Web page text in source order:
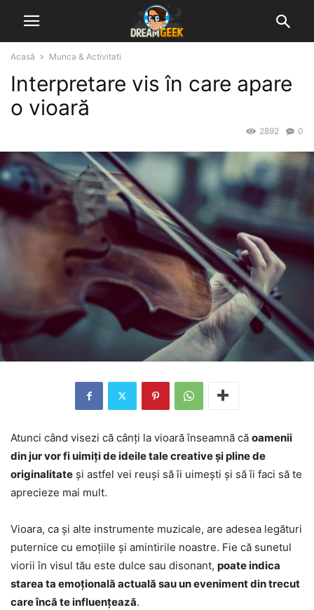
Acasă Munca & Activitati
Interpretare vis în care apare
o vioară
0
2892
Atunci când visezi că cânți la vioară înseamnă că oamenii
din jur vor fi uimiți de ideile tale creative și pline de
originalitate și astfel vei reuși să îi uimești și să îi faci să te
aprecieze mai mult.
Vioara, ca și alte instrumente muzicale, are adesea legături
puternice cu emoțiile și amintirile noastre. Fie că sunetul
viorii în visul tău este dulce sau disonant, poate indica
starea ta emoțională actuală sau un eveniment din trecut
care încă te influențează.